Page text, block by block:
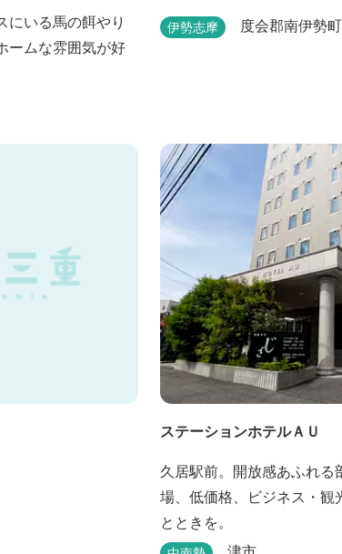
にいる馬の餌やり
ームな雰囲気が好
伊勢志摩 度会郡南伊勢町
ステーションホテルＡＵ
久居駅前。開放感あふれる
場、低価格、ビジネス・観
とときを。